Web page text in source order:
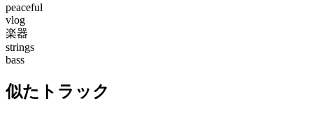
peaceful
vlog
楽器
strings
bass
似たトラック